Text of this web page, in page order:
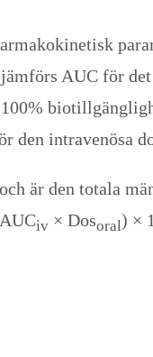
jämförs AUC för
den intravenösa
och är den totala
iv ​× Dosoral​) ×